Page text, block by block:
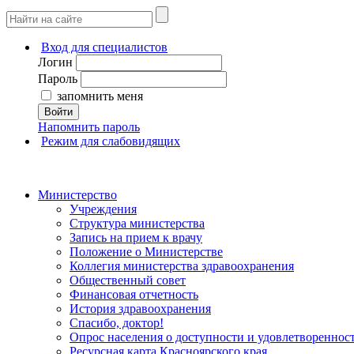
Вход для специалистов
Логин
Пароль
запомнить меня
Войти
Напомнить пароль
Режим для слабовидящих
Министерство
Учреждения
Структура министерства
Запись на прием к врачу
Положение о Министерстве
Коллегия министерства здравоохранения
Общественный совет
Финансовая отчетность
История здравоохранения
Спасибо, доктор!
Опрос населения о доступности и
Ресурсная карта Красноярского края